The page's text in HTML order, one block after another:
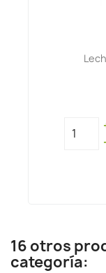
16 otros
categoría: